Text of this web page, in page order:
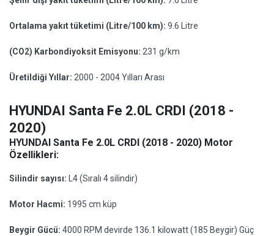
Ortalama yakıt tüketimi (Litre/100 km): 9.6 Litre
(CO2) Karbondiyoksit Emisyonu: 231 g/km
Üretildiği Yıllar: 2000 - 2004 Yılları Arası
HYUNDAI Santa Fe 2.0L CRDI (2018 -
2020)
HYUNDAI Santa Fe 2.0L CRDI (2018 - 2020) Motor
Özellikleri:
Silindir sayısı: L4 (Sıralı 4 silindir)
Motor Hacmi: 1995 cm küp
Beygir Gücü: 4000 RPM devirde 136.1 kilowatt (185 Beygir) Güç